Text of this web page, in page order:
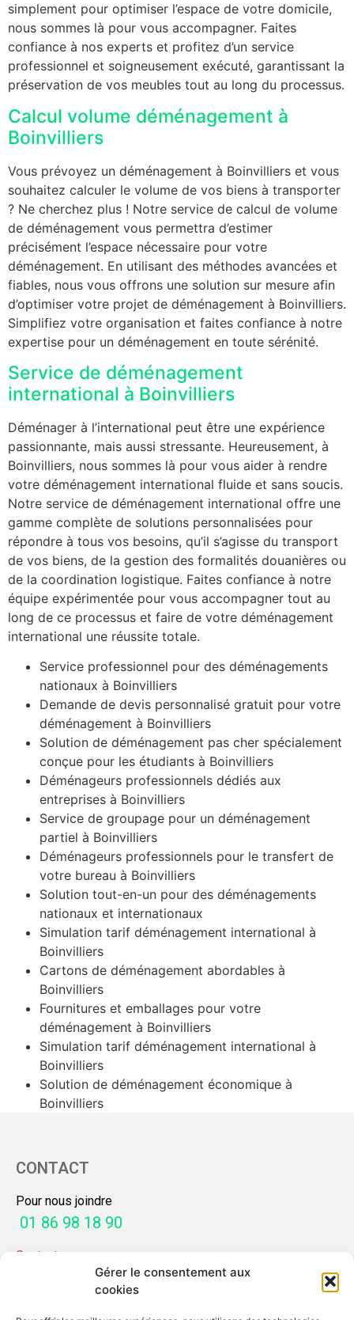
Gérer le consentement aux
cookies
simplement pour optimiser l’espace de votre domicile,
nous sommes là pour vous accompagner. Faites
confiance à nos experts et profitez d’un service
professionnel et soigneusement exécuté, garantissant la
préservation de vos meubles tout au long du processus.
Calcul volume déménagement à
Boinvilliers
Vous prévoyez un déménagement à Boinvilliers et vous
souhaitez calculer le volume de vos biens à transporter
? Ne cherchez plus ! Notre service de calcul de volume
de déménagement vous permettra d’estimer
précisément l’espace nécessaire pour votre
déménagement. En utilisant des méthodes avancées et
fiables, nous vous offrons une solution sur mesure afin
d’optimiser votre projet de déménagement à Boinvilliers.
Simplifiez votre organisation et faites confiance à notre
expertise pour un déménagement en toute sérénité.
Service de déménagement
international à Boinvilliers
Déménager à l’international peut être une expérience
passionnante, mais aussi stressante. Heureusement, à
Boinvilliers, nous sommes là pour vous aider à rendre
votre déménagement international fluide et sans soucis.
Notre service de déménagement international offre une
gamme complète de solutions personnalisées pour
répondre à tous vos besoins, qu’il s’agisse du transport
de vos biens, de la gestion des formalités douanières ou
de la coordination logistique. Faites confiance à notre
équipe expérimentée pour vous accompagner tout au
long de ce processus et faire de votre déménagement
international une réussite totale.
Service professionnel pour des déménagements
nationaux à Boinvilliers
Demande de devis personnalisé gratuit pour votre
déménagement à Boinvilliers
Solution de déménagement pas cher spécialement
conçue pour les étudiants à Boinvilliers
Déménageurs professionnels dédiés aux
entreprises à Boinvilliers
Service de groupage pour un déménagement
partiel à Boinvilliers
Déménageurs professionnels pour le transfert de
votre bureau à Boinvilliers
Solution tout-en-un pour des déménagements
nationaux et internationaux
Simulation tarif déménagement international à
Boinvilliers
Cartons de déménagement abordables à
Boinvilliers
Fournitures et emballages pour votre
déménagement à Boinvilliers
Simulation tarif déménagement international à
Boinvilliers
Solution de déménagement économique à
Boinvilliers
CONTACT
Pour nous joindre
01 86 98 18 90
Contactez-nous